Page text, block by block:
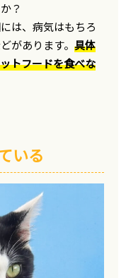
？
は、病気はもちろ
があります。具体
トフードを食べな
いる